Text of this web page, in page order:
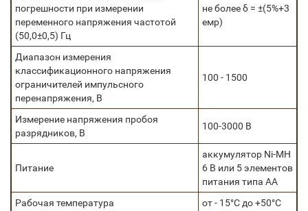
погрешности при измерении
переменного напряжения частотой
(50,0±0,5) Гц
не более δ = ±(5%+3
емр)
Диапазон измерения
классификационного напряжения
ограничителей импульсного
перенапряжения, В
100 - 1500
Измерение напряжения пробоя
разрядников, В
100-3000 В
Питание
аккумулятор Ni-MH
6 В или 5 элементов
питания типа АА
Рабочая температура
от - 15°С до +50°С